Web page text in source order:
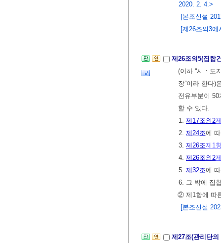
2020. 2. 4.>
[본조신설
[제26조의3
제26조의5(집합
(이하 “시ㆍ도
장”이라 한다)
전유부분이
할 수 있다.
1. 제17조의2
2. 제24조에
3. 제26조제1
4. 제26조의2
5. 제32조에
6. 그 밖에 집
② 제1항에 따
[본조신설
제27조(관리단